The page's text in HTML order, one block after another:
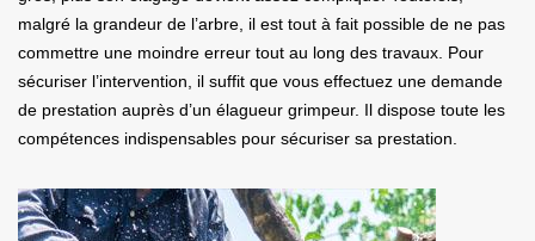
malgré la grandeur de l’arbre, il est tout à fait possible de ne pas
commettre une moindre erreur tout au long des travaux. Pour
sécuriser l’intervention, il suffit que vous effectuez une demande
de prestation auprès d’un élagueur grimpeur. Il dispose toute les
compétences indispensables pour sécuriser sa prestation.